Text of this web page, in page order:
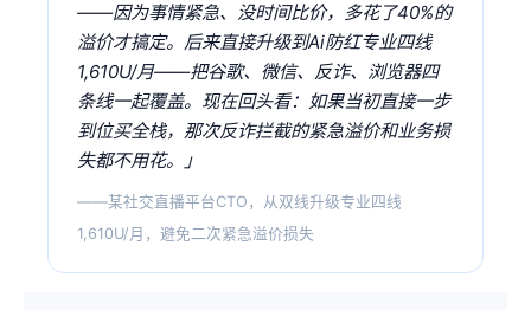
——因为事情紧急、没时间比价，多花了40%的
溢价才搞定。后来直接升级到Ai防红专业四线
1,610U/月——把谷歌、微信、反诈、浏览器四
条线一起覆盖。现在回头看：如果当初直接一步
到位买全栈，那次反诈拦截的紧急溢价和业务损
失都不用花。」
——某社交直播平台CTO，从双线升级专业四线
1,610U/月，避免二次紧急溢价损失